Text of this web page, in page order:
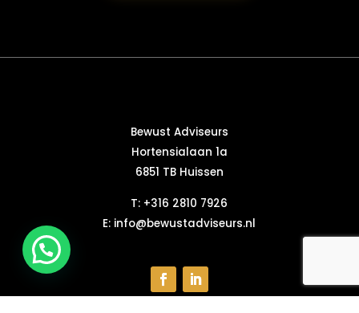
Bewust Adviseurs
Hortensialaan 1a
6851 TB Huissen
T: +316 2810 7926
E: info@bewustadviseurs.nl